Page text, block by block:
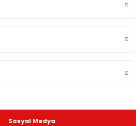
bulunuyor.
Sosyal Medya